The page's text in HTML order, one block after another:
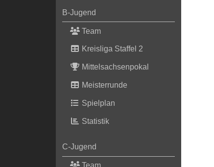
B-Jugend
Team
Kreisliga Staffel 2
Mittelsachsenpokal
Meisterrunde
Spielplan
Statistik
C-Jugend